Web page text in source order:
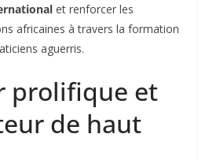
et renforcer les
africaines à travers la formation
aguerris.
prolifique et
de haut